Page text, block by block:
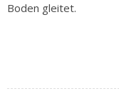
Boden gleitet.